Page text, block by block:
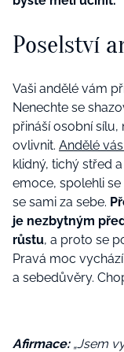
Poselství
Vaši andělé vám
Nenechte se
přináší osobní
ovlivnit. Andělé
klidný, tichý střed
emoce, spolehli
se sami za sebe.
je nezbytným
růstu, a proto se
Pravá moc
a sebedůvěry.
Afirmace:„Jsem